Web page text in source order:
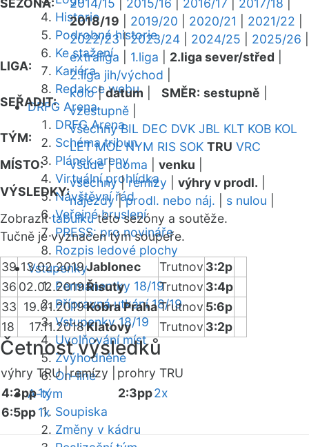
Historie
Podrobná historie
Ke stažení
Kariéra
Redakce webu
DRFG Arena
DRFG Arena
Schéma tribun
Plánek areny
Virtuální prohlídka
Návštěvní řád
Veřejné bruslení
PRESS: pro novináře
Rozpis ledové plochy
Vstupenky
Permanentky 18/19
Přípravná utkání 18/19
Vstupenky 18/19
Uvolňování míst
Zvýhodněné
On-line
A-tým
Soupiska
Změny v kádru
SEZONA:
2014/15
2015/16 2016/17 2017/18
2018/19
2019/20 2020/21 2021/22
2022/23|2023/24 2024/25 2025/26
LIGA:
extraliga 1.liga 2.liga sever/střed
2.liga jih/východ
SEŘADIT:
kolo|datum SMĚR: sestupně
vzestupně
TÝM:
všechny BIL DEC DVK JBL KLT KOB KOL
LET MOL NYM RIS SOK TRU VRC
MÍSTO:
všude|doma venku
VÝSLEDKY:
všechny|remízy výhry v prodl.
nájezdy|prodl. nebo náj. s nulou
Zobrazittabulkutéto sezóny a soutěže.
Tučně je vyznačen tým soupeře.
39 13.02.2019Jablonec Trutnov 3:2p
36 02.02.2019Řisuty Trutnov 3:4p
33 19.01.2019Kobra PrahaTrutnov 5:6p
18
17.11.2018Klatovy Trutnov 3:2p
Četnost výsledků
výhry TRU |remízy |
prohry TRU
4:3pp1x
6:5pp1x
2:3pp2x